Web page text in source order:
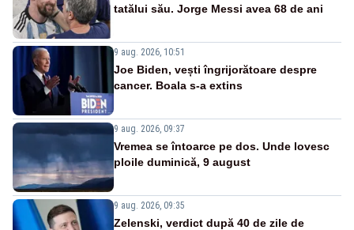
tatălui său. Jorge Messi avea 68 de ani
9 aug. 2026, 10:51
Joe Biden, vești îngrijorătoare despre
cancer. Boala s-a extins
9 aug. 2026, 09:37
Vremea se întoarce pe dos. Unde lovesc
ploile duminică, 9 august
9 aug. 2026, 09:35
Zelenski, verdict după 40 de zile de